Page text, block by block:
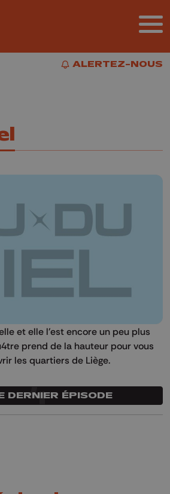
ALERTEZ-NOUS
ALERTEZ-NOUS
et elle l'est encore un peu plus
prend de la hauteur pour vous
les quartiers de Liège.
DERNIER ÉPISODE